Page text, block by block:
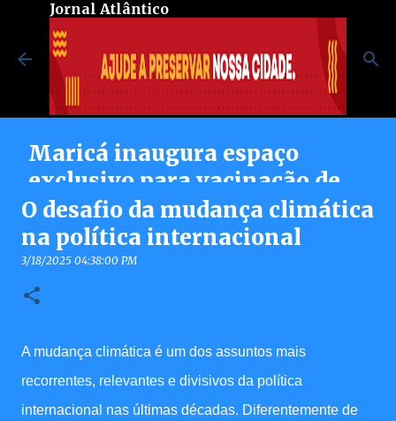
Pular para o conteúdo principal
Jornal Atlântico
Maricá inaugura espaço
exclusivo para vacinação de
pessoas autistas no Centro de
Vacinação Integrada
8/07/2026 08:37:00 PM
O desafio da mudança climática
na política internacional
3/18/2025 04:38:00 PM
A mudança climática é um dos assuntos mais
recorrentes, relevantes e divisivos da política
internacional nas últimas décadas. Diferentemente de